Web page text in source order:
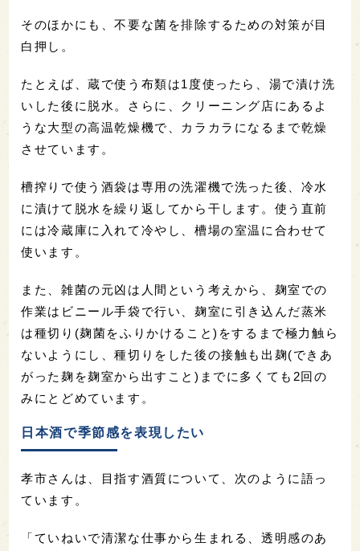
そのほかにも、不要な菌を排除するための対策が目
白押し。
たとえば、蔵で使う布類は1度使ったら、湯で漬け洗
いした後に脱水。さらに、クリーニング店にあるよ
うな大型の高温乾燥機で、カラカラになるまで乾燥
させています。
槽搾りで使う酒袋は専用の洗濯機で洗った後、冷水
に漬けて脱水を繰り返してから干します。使う直前
には冷蔵庫に入れて冷やし、槽場の室温に合わせて
使います。
また、雑菌の元凶は人間という考えから、麹室での
作業はビニール手袋で行い、麹室に引き込んだ蒸米
は種切り(麹菌をふりかけること)をするまで極力触ら
ないようにし、種切りをした後の接触も出麹(できあ
がった麹を麹室から出すこと)までに多くても2回の
みにとどめています。
日本酒で季節感を表現したい
孝市さんは、目指す酒質について、次のように語っ
ています。
「ていねいで清潔な仕事から生まれる、透明感のあ